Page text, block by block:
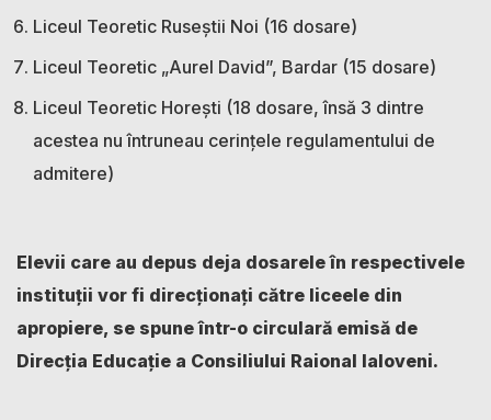
Liceul Teoretic Ruseștii Noi (16 dosare)
Liceul Teoretic „Aurel David”, Bardar (15 dosare)
Liceul Teoretic Horești (18 dosare, însă 3 dintre
acestea nu întruneau cerințele regulamentului de
admitere)
Elevii care au depus deja dosarele în respectivele
instituții vor fi direcționați către liceele din
apropiere, se spune într-o circulară emisă de
Direcția Educație a Consiliului Raional Ialoveni.